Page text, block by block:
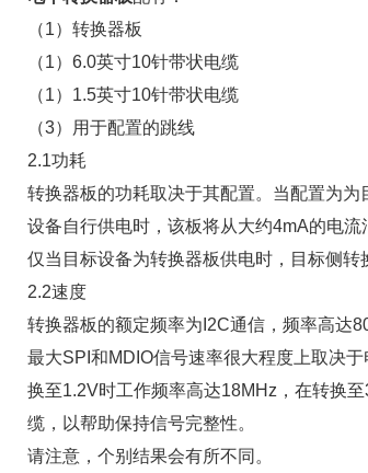
（1）转换器板
（1）6.0英寸10针带状电缆
（1）1.5英寸10针带状电缆
（3）用于配置的跳线
2.1功耗
转换器板的功耗取决于其配置。当配置为
设备自行供电时，该板将从大约4mA的电流
仅当目标设备为转换器板供电时，目标侧
2.2速度
转换器板的额定频率为I2C通信，频率高达
最大SPI和MDIO信号速率很大程度上取决
换至1.2V时工作频率高达18MHz，在转换
缆，以帮助保持信号完整性。
请注意，个别结果会有所不同。